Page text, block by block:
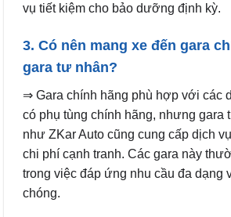
vụ tiết kiệm cho bảo dưỡng định kỳ.
3. Có nên mang xe đến gara
gara tư nhân?
⇒ Gara chính hãng phù hợp với các
có phụ tùng chính hãng, nhưng gara
như ZKar Auto cũng cung cấp dịch
chi phí cạnh tranh. Các gara này
trong việc đáp ứng nhu cầu đa dạng
chóng.